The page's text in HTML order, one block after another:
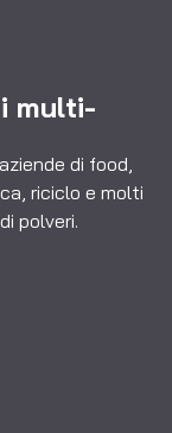
multi-
di food,
riciclo e molti
polveri.